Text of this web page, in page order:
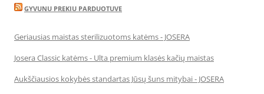
GYVUNU PREKIU PARDUOTUVE
Geriausias maistas sterilizuotoms katėms - JOSERA
Josera Classic katėms - Ulta premium klasės kačių maistas
Aukščiausios kokybės standartas Jūsų šuns mitybai - JOSERA